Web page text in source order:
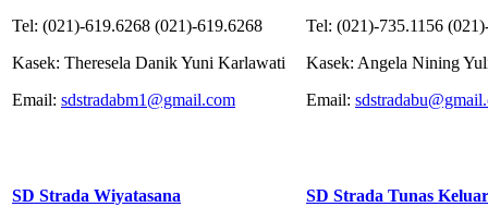
Tel: (021)-619.6268 (021)-619.6268
Kasek: Theresela Danik Yuni Karlawati
Email: sdstradabm1@gmail.com
Tel: (021)-735.1156
Kasek: Angela Nining
Email:
SD Strada Wiyatasana
SD Strada Tunas